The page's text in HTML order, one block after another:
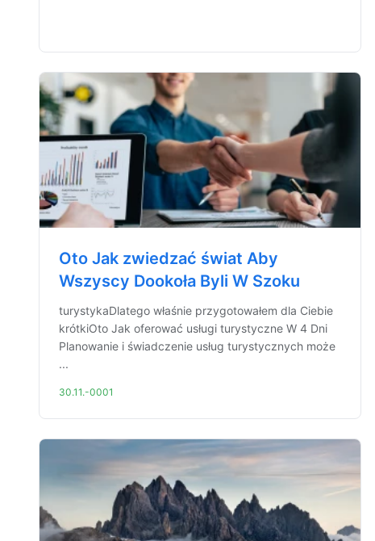
Oto Jak zwiedzać świat Aby
Wszyscy Dookoła Byli W Szoku
turystykaDlatego właśnie przygotowałem dla Ciebie
krótkiOto Jak oferować usługi turystyczne W 4 Dni
Planowanie i świadczenie usług turystycznych może
...
30.11.-0001